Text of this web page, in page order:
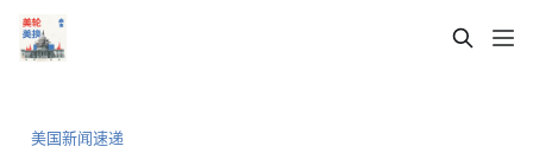
美国新闻速递